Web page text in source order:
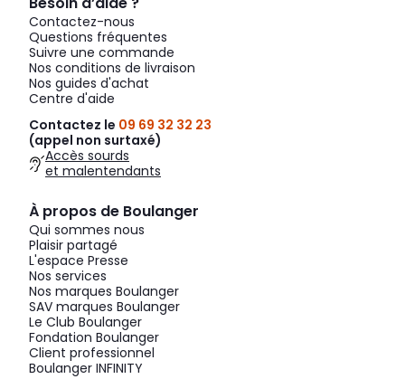
Contactez-nous
Questions fréquentes
Suivre une commande
Nos conditions de livraison
Nos guides d'achat
Centre d'aide
Contactez le 09 69 32 32 23
(appel non surtaxé)
Accès sourds
et malentendants
À propos de Boulanger
Qui sommes nous
Plaisir partagé
L'espace Presse
Nos services
Nos marques Boulanger
SAV marques Boulanger
Le Club Boulanger
Fondation Boulanger
Client professionnel
Boulanger INFINITY